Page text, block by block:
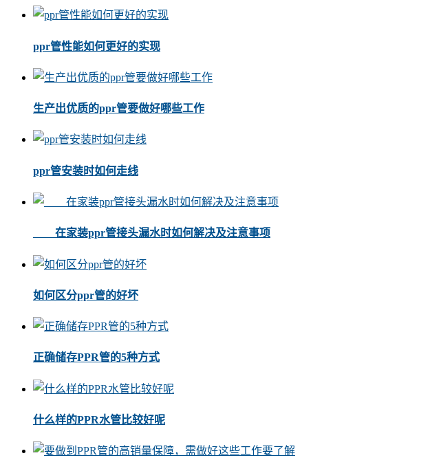
ppr管性能如何更好的实现
生产出优质的ppr管要做好哪些工作
ppr管安装时如何走线
在家装ppr管接头漏水时如何解决及注意事项
如何区分ppr管的好坏
正确储存PPR管的5种方式
什么样的PPR水管比较好呢